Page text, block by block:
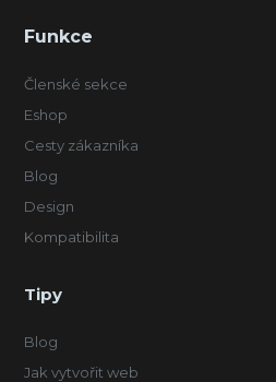
Funkce
Členské sekce
Eshop
Cesty zákazníka
Blog
Design
Kompatibilita
Tipy
Blog
Jak vytvořit web